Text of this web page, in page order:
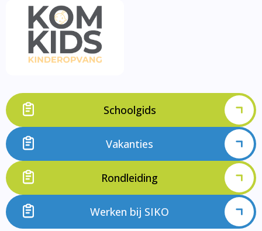
Schoolgids
Vakanties
Rondleiding
Werken bij SIKO